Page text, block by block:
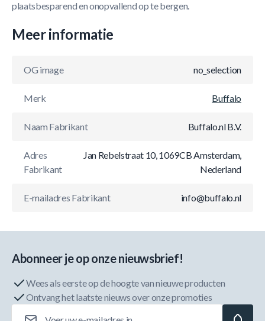
plaatsbesparend en onopvallend op te bergen.
Meer informatie
OG image no_selection
Merk Buffalo
Naam Fabrikant Buffalo.nl B.V.
Adres
Fabrikant
Jan Rebelstraat 10, 1069CB Amsterdam,
Nederland
E-mailadres Fabrikant info@buffalo.nl
Abonneer je op onze nieuwsbrief!
Wees als eerste op de hoogte van nieuwe producten
Ontvang het laatste nieuws over onze promoties